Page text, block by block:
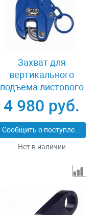
Захват для
вертикального
подъема листового
металла 3 т LB DSQA-
3.0
4 980 руб.
Сообщить о поступлении
Нет в наличии